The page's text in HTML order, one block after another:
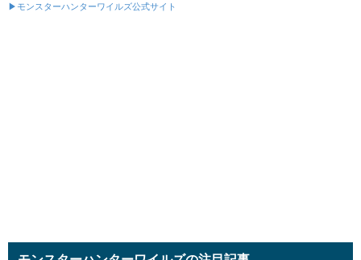
▶モンスターハンターワイルズ公式サイト